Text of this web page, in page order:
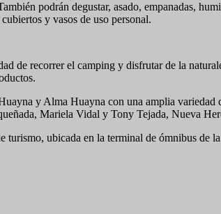
podrán degustar, asado, empanadas,
y vasos de uso personal.
de recorrer el camping y disfrutar de la
y Alma Huayna con una amplia variedad
Mariela Vidal y Tony Tejada, Nueva
ubicada en la terminal de ómnibus de